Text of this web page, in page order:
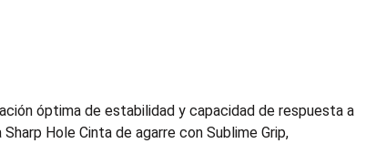
óptima de estabilidad y capacidad de respuesta a
Hole Cinta de agarre con Sublime Grip,